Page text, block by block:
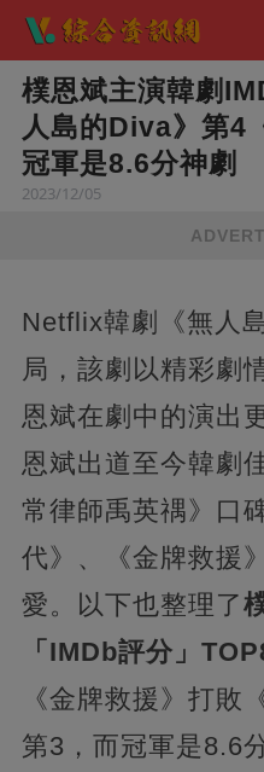
樸恩斌主演韓劇
人島的Diva》第4
冠軍是8.6分神劇
2023/12/05
Netflix韓劇《無人
局，該劇以精彩劇
恩斌在劇中的演出
恩斌出道至今韓劇
常律師禹英禑》口
代》、《金牌救援
愛。以下也整理了
「IMDb評分」
《金牌救援》打敗
第3，而冠軍是8.6